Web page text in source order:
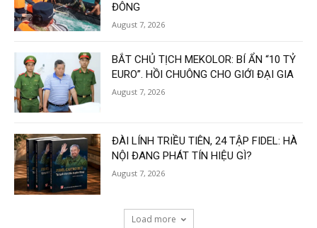
ĐÔNG
August 7, 2026
BẮT CHỦ TỊCH MEKOLOR: BÍ ẨN “10 TỶ
EURO”. HỒI CHUÔNG CHO GIỚI ĐẠI GIA
August 7, 2026
ĐÀI LÍNH TRIỀU TIÊN, 24 TẬP FIDEL: HÀ
NỘI ĐANG PHÁT TÍN HIỆU GÌ?
August 7, 2026
Load more